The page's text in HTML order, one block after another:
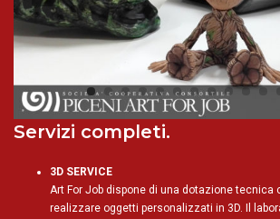
Servizi completi.
3D SERVICE
Art For Job dispone di una dotazione tecnica
realizzare oggetti personalizzati in 3D. Il